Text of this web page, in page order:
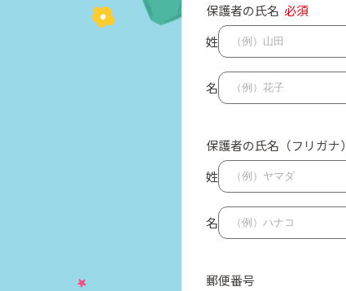
保護者の氏名 必須
姓
名
保護者の氏名（フリガナ）
姓
名
郵便番号